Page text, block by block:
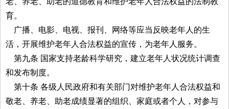
育。
广播、电影、电视、报刊、网络等应当反映老年人的生
活，开展维护老年人合法权益的宣传，为老年人服务。
第九条 国家支持老龄科学研究，建立老年人状况统计调查
和发布制度。
第十条 各级人民政府和有关部门对维护老年人合法权益和
敬老、养老、助老成绩显著的组织、家庭或者个人，对参与